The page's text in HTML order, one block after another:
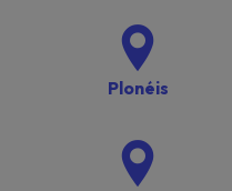
Plonéis